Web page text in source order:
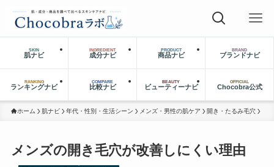
SKIN
肌ナビ
INGREDIENT
成分ナビ
PRODUCT
商品ナビ
BRAND
ブランドナビ
RANKING
ランキングナビ
COMPARE
比較ナビ
BEAUTY
ビューティーナビ
OFFICIAL
Chocobra公式
ホーム 肌ナビ 年代・性別・生活シーン メンズ・男性の肌ケア 開き・たるみ毛穴
メンズの開き毛穴が改善しにくい理由